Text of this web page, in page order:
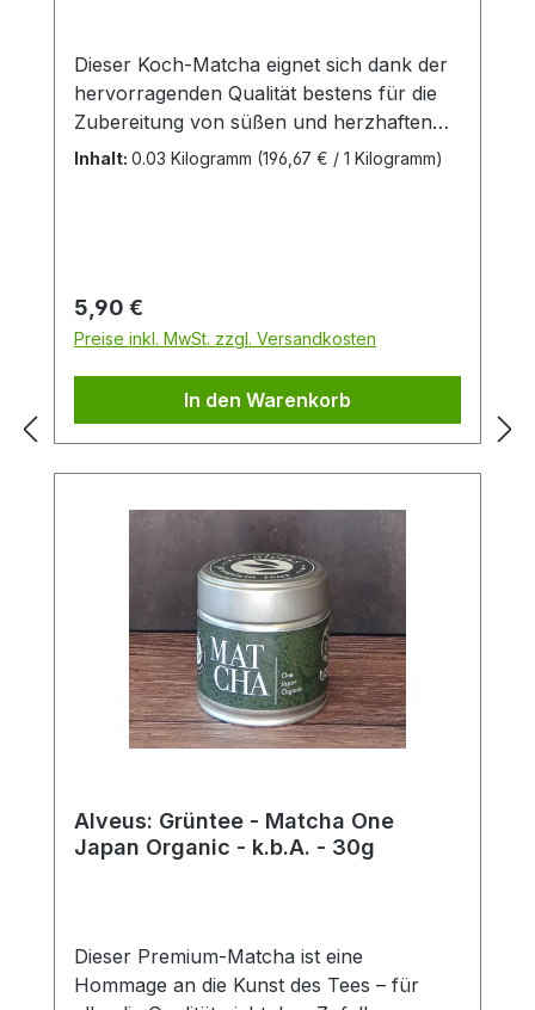
Dieser Koch-Matcha eignet sich dank der
hervorragenden Qualität bestens für die
Zubereitung von süßen und herzhaften
Speisen. Gerade für Anhänger der
Matcha aus kontrolliert biologischem
Anbau
Inhalt: 0.03 Kilogramm (196,67 € / 1 Kilogramm)
Regulärer Preis:
5,90 €
Preise inkl. MwSt. zzgl. Versandkosten
In den Warenkorb
Alveus: Grüntee - Matcha One
Japan Organic - k.b.A. - 30g
Dieser Premium-Matcha ist eine
Hommage an die Kunst des Tees – für